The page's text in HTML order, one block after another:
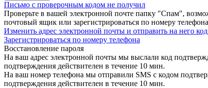
Письмо с проверочным кодом не получил
Проверьте в вашей электронной почте папку "Спам",
почтовый ящик или зарегистрироваться по номеру
Изменить адрес электронной почты и отправить на него
Зарегистрироваться по номеру телефона
Восстановление пароля
На ваш адрес электронной почты мы выслали код
подтверждения действителен в течение 10 мин.
На ваш номер телефона мы отправили SMS с кодом
подтверждения действителен в течение 10 мин.